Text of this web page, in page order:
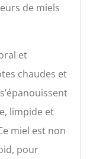
de miels
et
chaudes et
limpide et
miel est non
pour